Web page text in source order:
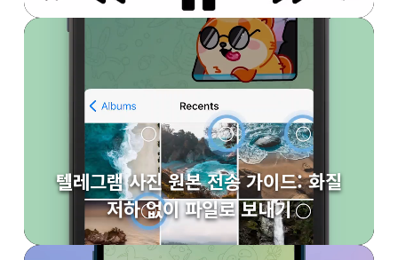
텔레그램 사진 원본 전송 가이드: 화질
저하 없이 파일로 보내기